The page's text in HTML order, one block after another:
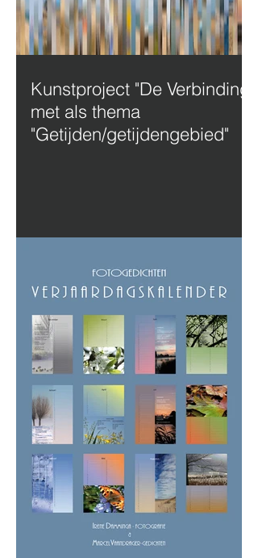
Kunstproject "De Verbinding"
met als thema
"Getijden/getijdengebied"